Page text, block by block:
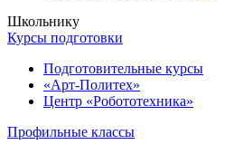
Школьнику
Курсы подготовки
Подготовительные курсы
«Арт-Политех»
Центр «Робототехника»
Профильные классы